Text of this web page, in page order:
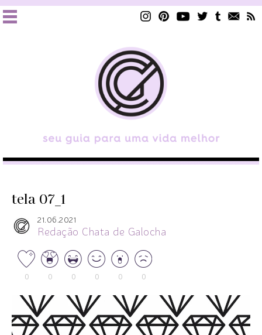
tela 07_1
21.06.2021
Redação Chata de Galocha
0 0 0 0 0 0
Tocador
de